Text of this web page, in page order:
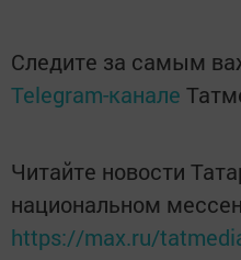
Следите за самым
Telegram-канале
Читайте новости
национальном
https://max.ru/